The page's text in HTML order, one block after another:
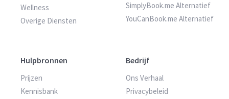
Wellness
Overige Diensten
SimplyBook.me Alternatief
YouCanBook.me Alternatief
Hulpbronnen
Prijzen
Kennisbank
Bedrijf
Ons Verhaal
Privacybeleid